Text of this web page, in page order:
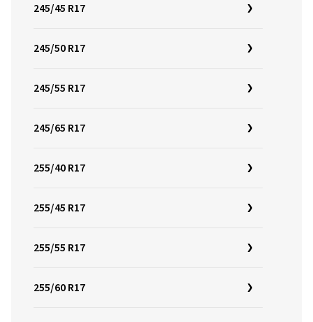
245/45 R17
245/50 R17
245/55 R17
245/65 R17
255/40 R17
255/45 R17
255/55 R17
255/60 R17